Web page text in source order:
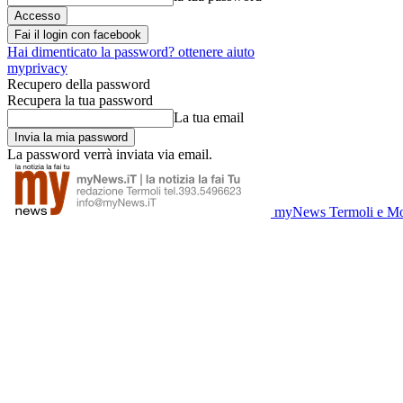
Fai il login con facebook
Hai dimenticato la password? ottenere aiuto
myprivacy
Recupero della password
Recupera la tua password
La tua email
La password verrà inviata via email.
myNews Termoli e